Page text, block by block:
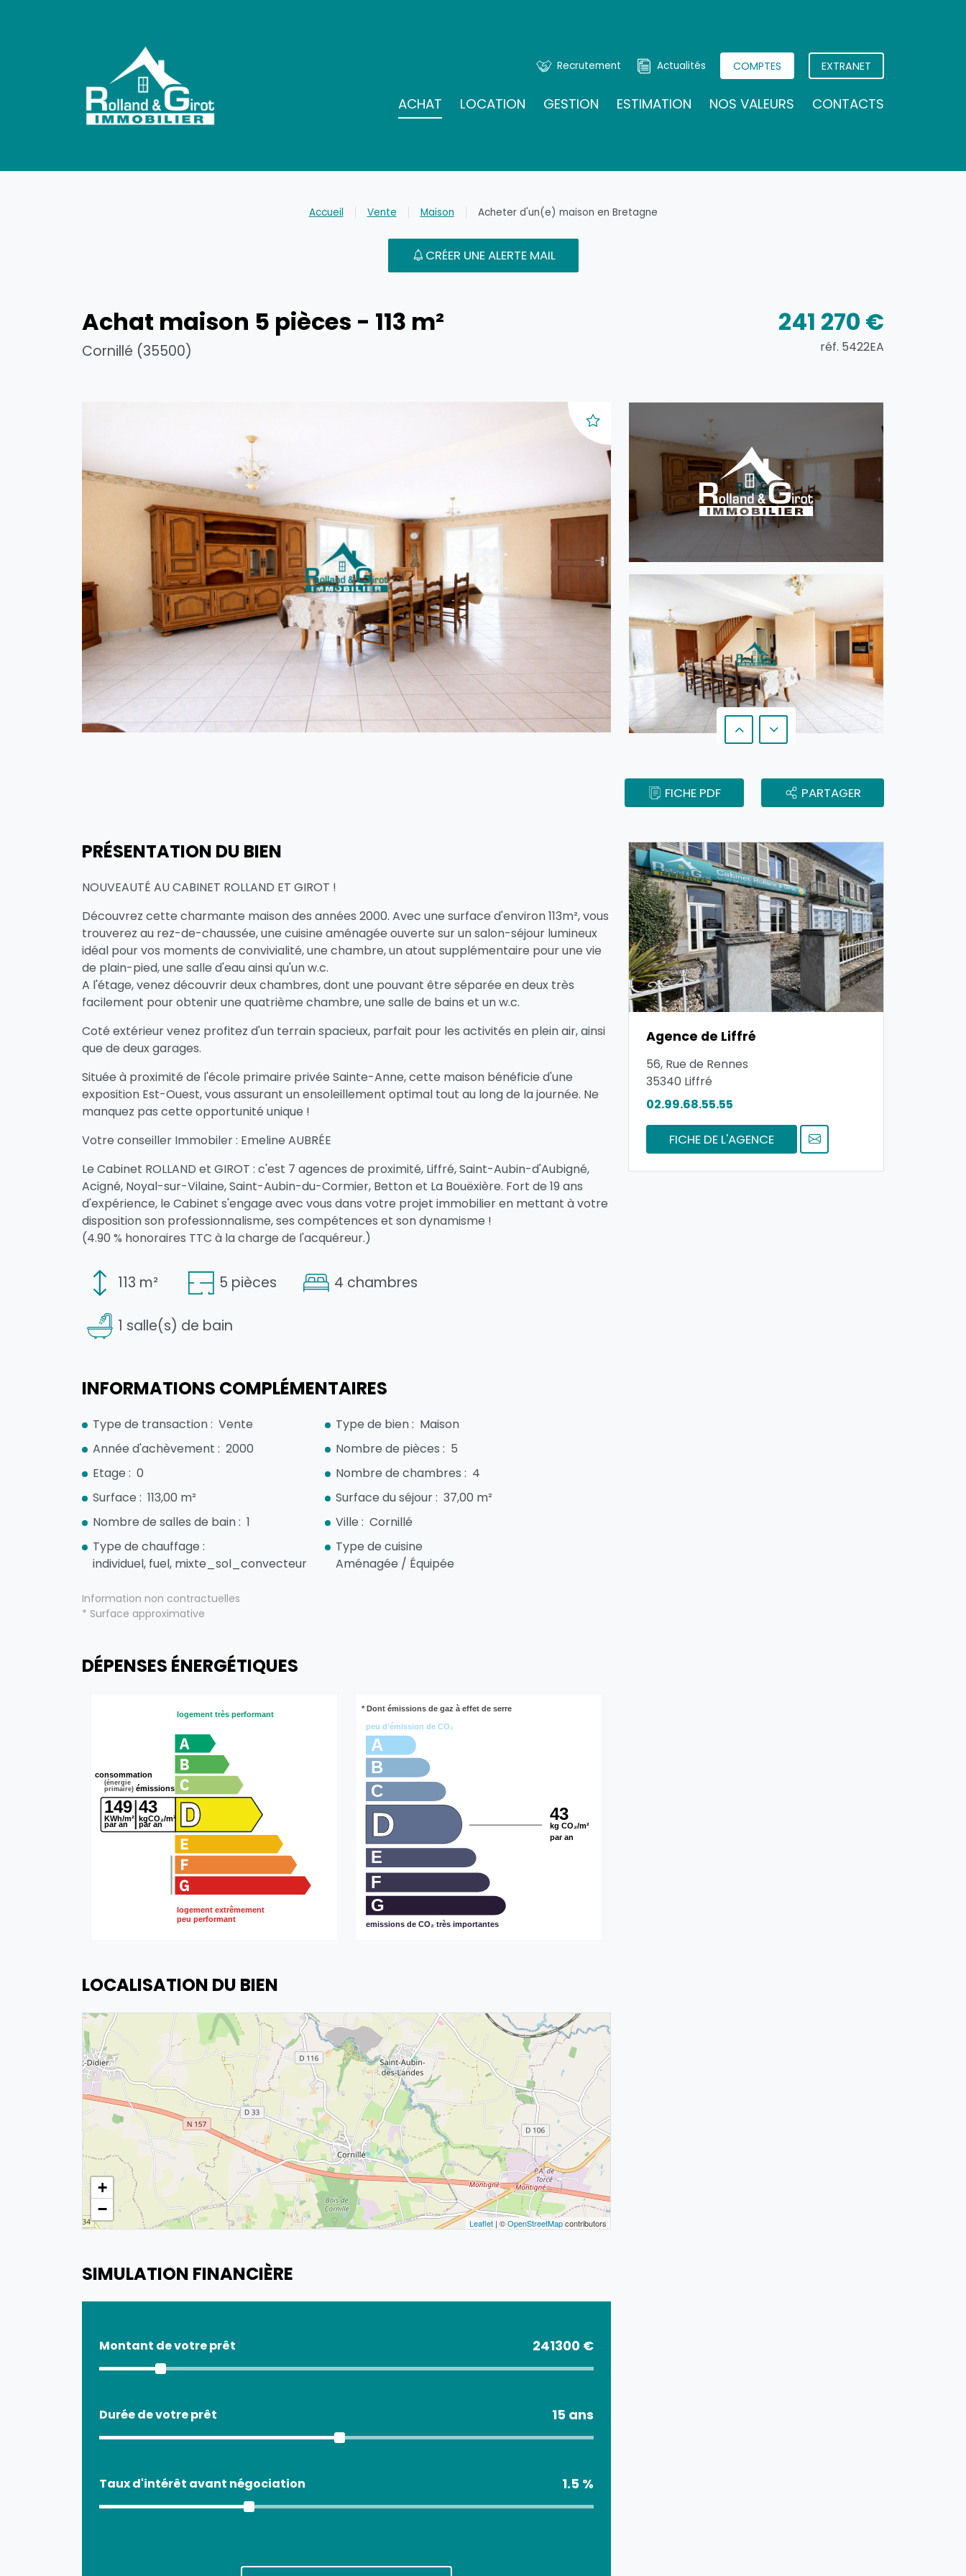
Recrutement Actualités COMPTES EXTRANET
ACHAT LOCATION GESTION ESTIMATION NOS VALEURS CONTACTS
Accueil Vente Maison Acheter d'un(e) maison en Bretagne
CRÉER UNE ALERTE MAIL
Achat maison 5 pièces - 113 m²
Cornillé (35500)
241 270 €
réf. 5422EA
FICHE PDF PARTAGER
PRÉSENTATION DU BIEN
NOUVEAUTÉ AU CABINET ROLLAND ET GIROT !
Découvrez cette charmante maison des années 2000. Avec une surface d'environ 113m², vous
trouverez au rez-de-chaussée, une cuisine aménagée ouverte sur un salon-séjour lumineux
idéal pour vos moments de convivialité, une chambre, un atout supplémentaire pour une vie
de plain-pied, une salle d'eau ainsi qu'un w.c.
A l'étage, venez découvrir deux chambres, dont une pouvant être séparée en deux très
facilement pour obtenir une quatrième chambre, une salle de bains et un w.c.
Coté extérieur venez profitez d'un terrain spacieux, parfait pour les activités en plein air, ainsi
que de deux garages.
Située à proximité de l'école primaire privée Sainte-Anne, cette maison bénéficie d'une
exposition Est-Ouest, vous assurant un ensoleillement optimal tout au long de la journée. Ne
manquez pas cette opportunité unique !
Votre conseiller Immobiler : Emeline AUBRÉE
Le Cabinet ROLLAND et GIROT : c'est 7 agences de proximité, Liffré, Saint-Aubin-d'Aubigné,
Acigné, Noyal-sur-Vilaine, Saint-Aubin-du-Cormier, Betton et La Bouëxière. Fort de 19 ans
d'expérience, le Cabinet s'engage avec vous dans votre projet immobilier en mettant à votre
disposition son professionnalisme, ses compétences et son dynamisme !
(4.90 % honoraires TTC à la charge de l'acquéreur.)
113 m² 5 pièces 4 chambres
1 salle(s) de bain
INFORMATIONS COMPLÉMENTAIRES
Type de transaction : Vente Type de bien : Maison
Année d'achèvement : 2000 Nombre de pièces : 5
Etage : 0 Nombre de chambres : 4
Surface : 113,00 m² Surface du séjour : 37,00 m²
Nombre de salles de bain : 1 Ville : Cornillé
Type de chauffage :
individuel, fuel, mixte_sol_convecteur
Type de cuisine
Aménagée / Équipée
Information non contractuelles
* Surface approximative
DÉPENSES ÉNERGÉTIQUES
consommation
(énergie
primaire) émissions
149
KWh/m²
par an
43
kgCO₂/m²
par an
logement très performant
logement extrêmement
peu performant
43
kg CO₂/m²
par an
A
B
C
D
E
F
G
emissions de CO₂ très importantes
peu d'émission de CO₂
* Dont émissions de gaz à effet de serre
LOCALISATION DU BIEN
+
−
Leaflet | ©OpenStreetMapcontributors
SIMULATION FINANCIÈRE
Montant de votre prêt 241300 €
Durée de votre prêt 15 ans
Taux d'intérêt avant négociation 1.5 %
Agence de Liffré
56, Rue de Rennes
35340 Liffré
02.99.68.55.55
FICHE DE L'AGENCE